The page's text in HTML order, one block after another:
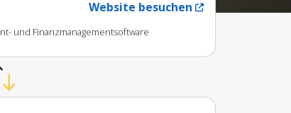
Website besuchen
und Finanzmanagementsoftware